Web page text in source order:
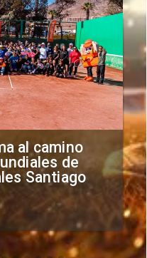
al camino
de
Santiago